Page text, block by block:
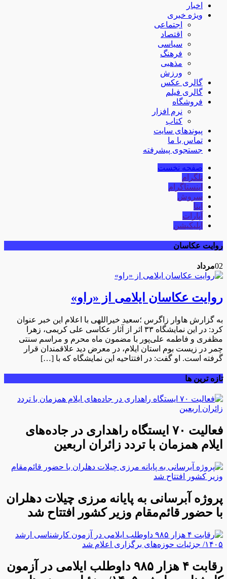
اخبار
ویژه خبری
اجتماعی
اقتصاد
سیاسی
فرهنگ
مذهبی
ورزش
گالری عکس
گالری فیلم
فروشگاه
نرم افزار
کتاب
پیوندهای سایت
تماس با ما
جستجوی پیشرفته
صفحه نخست
تلگرام
اینستاگرام
سروش
ایتا
آپارات
اپلیکیشن
روایت عکاسان
02مرداد
روایت عکاسان ایلامی از «راو»
به گزارش هاوار زاگرس ؛سعید خیراللهی با اعلام این خبر عنوان
کرد: در این نمایشگاه ۳۳ اثر از آثار عکاسی علی کریمی، زهرا
مظفری و فاطمه علی‌پور با مضمون ماه محرم و مراسم سنتی
چمر در زیست بوم استان ایلام، در معرض دید علاقمندان قرار
گرفته است. او گفت: در افتتاحیه این نمایشگاه که با […]
تازه ترین ها
فعالیت ۷۰ ایستگاه راهداری در جاده‌های
ایلام همزمان با تردد زائران اربعین
پروژه آبرسانی به پایانه مرزی چیلات دهلران
با حضور قائم‌مقام وزیر کشور افتتاح شد
رقابت ۴ هزار ۹۸۵ داوطلب ایلامی در آزمون